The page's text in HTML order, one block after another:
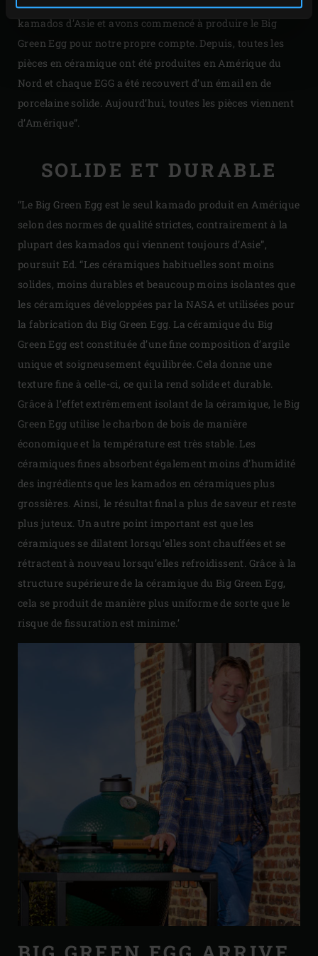
milieu des années 1990, nous avons cessé d’importer des
kamados d’Asie et avons commencé à produire le Big
Green Egg pour notre propre compte. Depuis, toutes les
pièces en céramique ont été produites en Amérique du
Nord et chaque EGG a été recouvert d’un émail en de
porcelaine solide. Aujourd’hui, toutes les pièces viennent
d’Amérique”.
SOLIDE ET DURABLE
“Le Big Green Egg est le seul kamado produit en Amérique
selon des normes de qualité strictes, contrairement à la
plupart des kamados qui viennent toujours d’Asie”,
poursuit Ed. “Les céramiques habituelles sont moins
solides, moins durables et beaucoup moins isolantes que
les céramiques développées par la NASA et utilisées pour
la fabrication du Big Green Egg. La céramique du Big
Green Egg est constituée d’une fine composition d’argile
unique et soigneusement équilibrée. Cela donne une
texture fine à celle-ci, ce qui la rend solide et durable.
Grâce à l’effet extrêmement isolant de la céramique, le Big
Green Egg utilise le charbon de bois de manière
économique et la température est très stable. Les
céramiques fines absorbent également moins d’humidité
des ingrédients que les kamados en céramiques plus
grossières. Ainsi, le résultat final a plus de saveur et reste
plus juteux. Un autre point important est que les
céramiques se dilatent lorsqu’elles sont chauffées et se
rétractent à nouveau lorsqu’elles refroidissent. Grâce à la
structure supérieure de la céramique du Big Green Egg,
cela se produit de manière plus uniforme de sorte que le
risque de fissuration est minime.’